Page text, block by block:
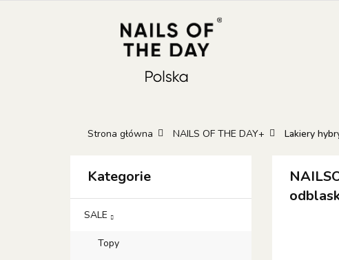
KATEGORIE
Strona główna NAILS OF THE DAY+ Lakiery
Kategorie
SALE
Topy